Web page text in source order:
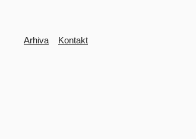
Arhiva Kontakt